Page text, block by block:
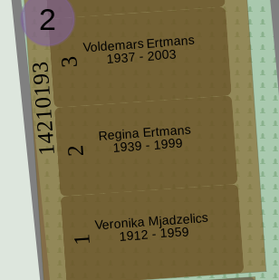
14210193
1
2
3
Veronika Mjadzelics
1912 - 1959
Regina Ertmans
1939 - 1999
Voldemars Ertmans
1937 - 2003
2